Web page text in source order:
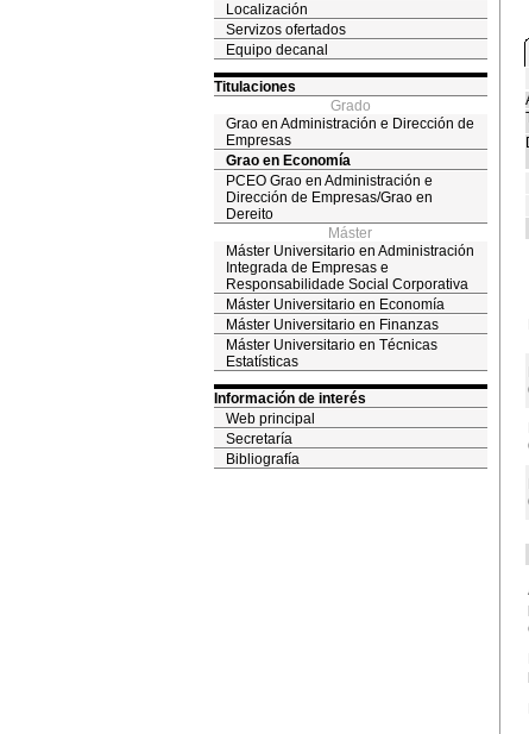
Localización
Servizos ofertados
Equipo decanal
Titulaciones
Grado
Grao en Administración e Dirección de
Empresas
Grao en Economía
PCEO Grao en Administración e
Dirección de Empresas/Grao en
Dereito
Máster
Máster Universitario en Administración
Integrada de Empresas e
Responsabilidade Social Corporativa
Máster Universitario en Economía
Máster Universitario en Finanzas
Máster Universitario en Técnicas
Estatísticas
Información de interés
Web principal
Secretaría
Bibliografía